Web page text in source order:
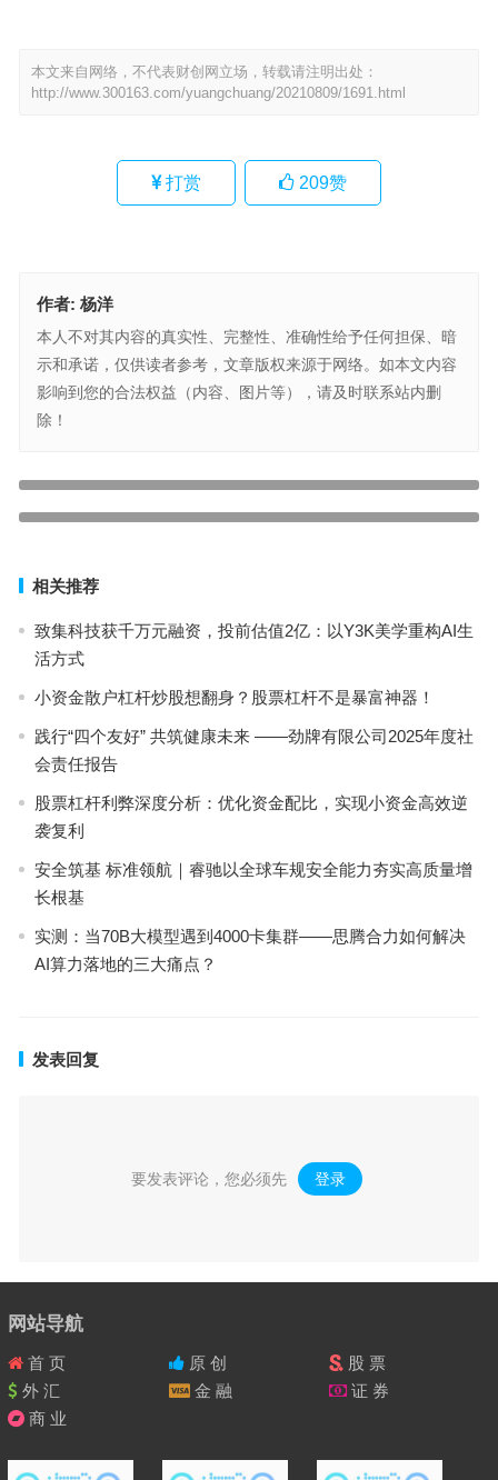
本文来自网络，不代表财创网立场，转载请注明出处：
http://www.300163.com/yuangchuang/20210809/1691.html
打赏 209赞
作者: 杨洋
本人不对其内容的真实性、完整性、准确性给予任何担保、暗
示和承诺，仅供读者参考，文章版权来源于网络。如本文内容
影响到您的合法权益（内容、图片等），请及时联系站内删
除！
相关推荐
致集科技获千万元融资，投前估值2亿：以Y3K美学重构AI生
活方式
小资金散户杠杆炒股想翻身？股票杠杆不是暴富神器！
践行“四个友好” 共筑健康未来 ——劲牌有限公司2025年度社
会责任报告
股票杠杆利弊深度分析：优化资金配比，实现小资金高效逆
袭复利
安全筑基 标准领航｜睿驰以全球车规安全能力夯实高质量增
长根基
实测：当70B大模型遇到4000卡集群——思腾合力如何解决
AI算力落地的三大痛点？
发表回复
要发表评论，您必须先 登录 。
网站导航
首 页 原 创
股 票
外 汇
金 融
证 券
商 业